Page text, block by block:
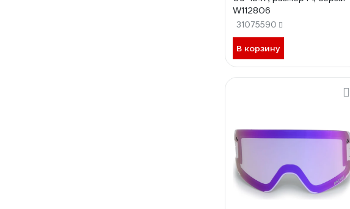
W112806
31075590
В корзину